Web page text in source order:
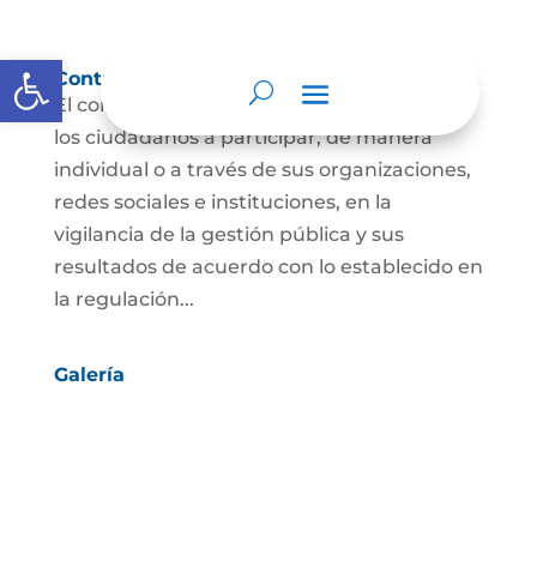
Abrir barra de herramientas
Control social
El control social es el derecho y el deber de
los ciudadanos a participar, de manera
individual o a través de sus organizaciones,
redes sociales e instituciones, en la
vigilancia de la gestión pública y sus
resultados de acuerdo con lo establecido en
la regulación...
Galería